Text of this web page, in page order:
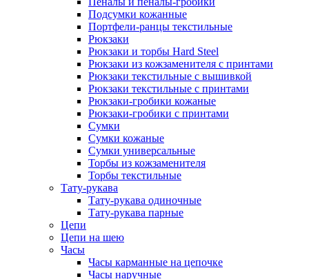
Подсумки кожанные
Портфели-ранцы текстильные
Рюкзаки
Рюкзаки и торбы Hard Steel
Рюкзаки из кожзаменителя с принтами
Рюкзаки текстильные с вышивкой
Рюкзаки текстильные с принтами
Рюкзаки-гробики кожаные
Рюкзаки-гробики с принтами
Сумки
Сумки кожаные
Сумки универсальные
Торбы из кожзаменителя
Торбы текстильные
Тату-рукава
Тату-рукава одиночные
Тату-рукава парные
Цепи
Цепи на шею
Часы
Часы карманные на цепочке
Часы наручные